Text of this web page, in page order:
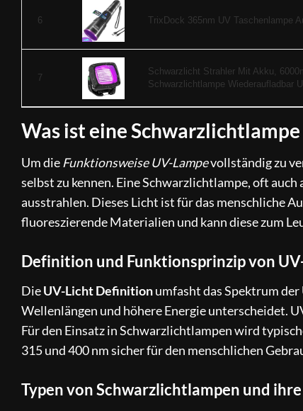
6 TrixDock 365nm UV Taschenlampe
7
Schwarzlicht Strahler Mit Akku,
Schwarzlichtlampe Wiederaufladbar
Was ist eine
Um dieFunktionsweise UV-Lampevollständig zu
selbst zu kennen. Eine Schwarzlichtlampe, oft
ausstrahlen. Dieses Licht ist für das menschliche
fluoreszierende Materialien und kann diese zum
Definition und Funktionsprinzip von
DieUV-Licht Definitionumfasht das Spektrum
Wellenlängen und höhere Energie unterscheidet.
Für den Einsatz in Schwarzlichtlampen wird
315 und 400 nm sicher für den menschlichen
Typen von Schwarzlichtlampen und